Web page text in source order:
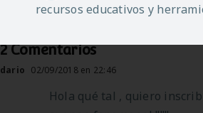
2 Comentarios
dario 02/09/2018 en 22:46
Hola qué tal , quiero
recursos educativos y